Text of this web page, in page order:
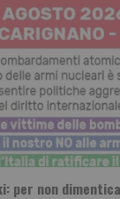
per non